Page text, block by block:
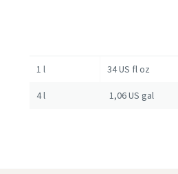
1 l 34 US fl oz
4 l 1,06 US gal